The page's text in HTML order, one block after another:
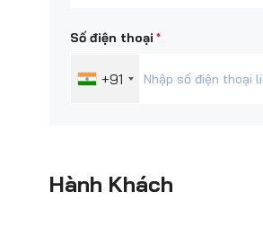
Số điện thoại *
+91
Hành Khách